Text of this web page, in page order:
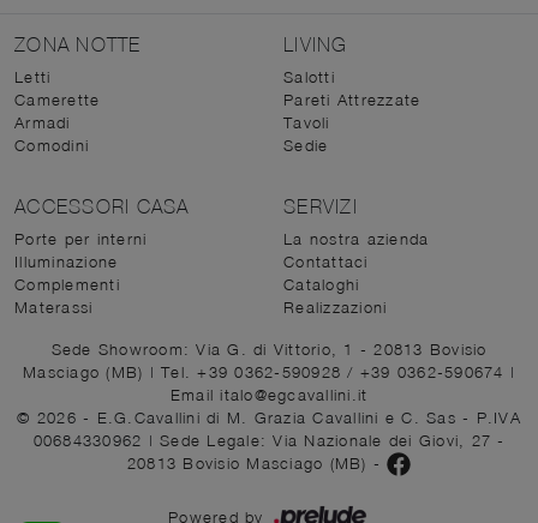
ZONA NOTTE
Letti
Camerette
Armadi
Comodini
LIVING
Salotti
Pareti Attrezzate
Tavoli
Sedie
ACCESSORI CASA
Porte per interni
Illuminazione
Complementi
Materassi
SERVIZI
La nostra azienda
Contattaci
Cataloghi
Realizzazioni
Sede Showroom: Via G. di Vittorio, 1 - 20813 Bovisio
Masciago (MB) | Tel. +39 0362-590928/ +39 0362-590674 |
Email italo@egcavallini.it
© 2026 - E.G.Cavallini di M. Grazia Cavallini e C. Sas - P.IVA
00684330962 | Sede Legale: Via Nazionale dei Giovi, 27 -
20813 Bovisio Masciago (MB) -
Powered by